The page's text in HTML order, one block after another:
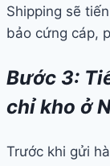
Shipping sẽ
bảo cứng cáp,
Bước 3:
chỉ kho ở
Trước khi gửi